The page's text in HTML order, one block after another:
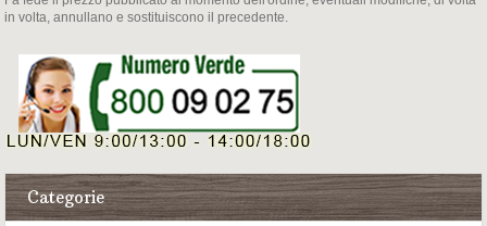
in volta, annullano e sostituiscono il precedente.
Categorie